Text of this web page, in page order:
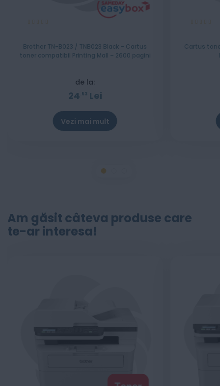
Brother TN-B023 / TNB023 Black – Cartus
toner compatibil Printing Mall – 2600 pagini
de la:
24 53 Lei
Vezi mai mult
Cartus
Am găsit câteva produse care
te-ar interesa!